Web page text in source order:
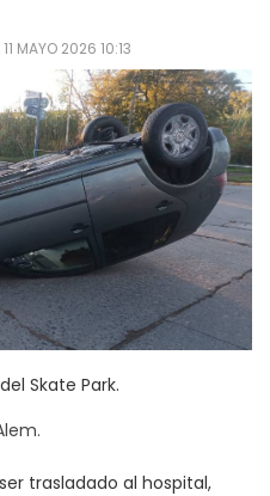
11 MAYO 2026 10:13
Skate Park.
trasladado al hospital,